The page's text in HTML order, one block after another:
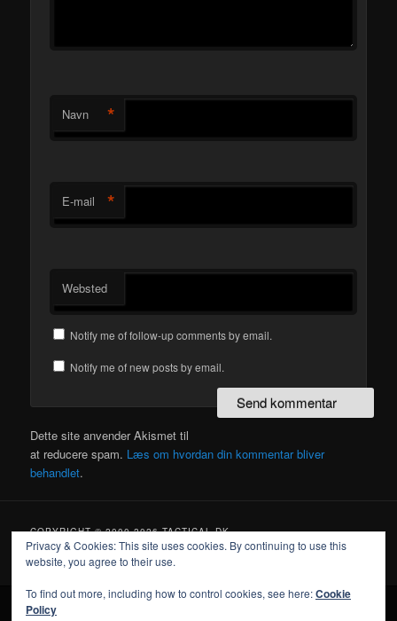
Navn *
E-mail *
Websted
Notify me of follow-up comments by email.
Notify me of new posts by email.
Dette site anvender Akismet til
at reducere spam. Læs om hvordan din kommentar bliver
behandlet.
COPYRIGHT © 2000-2026 TACTICAL.DK
Privacy & Cookies: This site uses cookies. By continuing to use this
website, you agree to their use.
To find out more, including how to control cookies, see here:Cookie
Policy